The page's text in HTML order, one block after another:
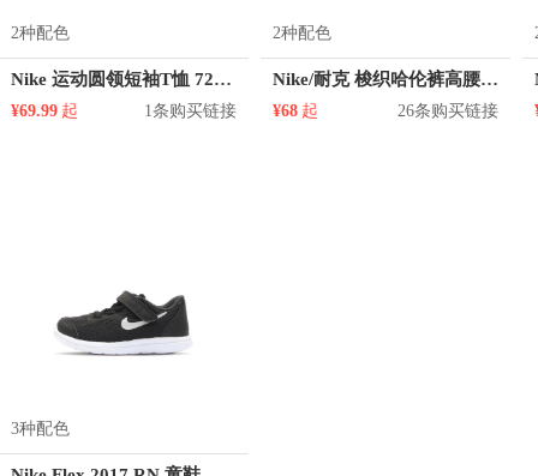
2种配色
Nike 运动圆领短袖T恤 726467
¥69.99 起 1条购买链接
2种配色
Nike/耐克 梭织哈伦裤高腰运动长裤 女装 DD5984
¥68 起 26条购买链接
3种配色